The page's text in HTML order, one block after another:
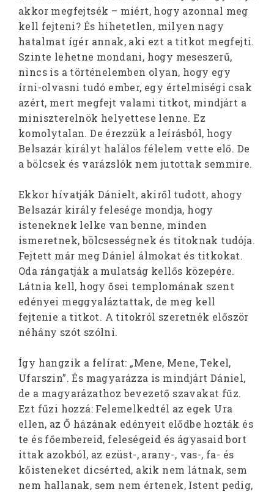
akkor megfejtsék – miért, hogy azonnal meg
kell fejteni? És hihetetlen, milyen nagy
hatalmat ígér annak, aki ezt a titkot megfejti.
Szinte lehetne mondani, hogy meseszerű,
nincs is a történelemben olyan, hogy egy
írni-olvasni tudó ember, egy értelmiségi csak
azért, mert megfejt valami titkot, mindjárt a
miniszterelnök helyettese lenne. Ez
komolytalan. De érezzük a leírásból, hogy
Belsazár királyt halálos félelem vette elő. De
a bölcsek és varázslók nem jutottak semmire.
Ekkor hívatják Dánielt, akiről tudott, ahogy
Belsazár király felesége mondja, hogy
isteneknek lelke van benne, minden
ismeretnek, bölcsességnek és titoknak tudója.
Fejtett már meg Dániel álmokat és titkokat.
Oda rángatják a mulatság kellős közepére.
Látnia kell, hogy ősei templomának szent
edényei meggyaláztattak, de meg kell
fejtenie a titkot. A titokról szeretnék először
néhány szót szólni.
Így hangzik a felírat: „Mene, Mene, Tekel,
Ufarszin”. És magyarázza is mindjárt Dániel,
de a magyarázathoz bevezető szavakat fűz.
Ezt fűzi hozzá: Felemelkedtél az egek Ura
ellen, az Ő házának edényeit elődbe hozták és
te és főembereid, feleségeid és ágyasaid bort
ittak azokból, az ezüst-, arany-, vas-, fa- és
kőisteneket dicsérted, akik nem látnak, sem
nem hallanak, sem nem értenek, Istent pedig,